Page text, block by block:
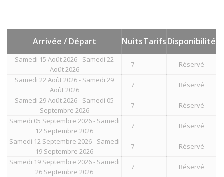
Arrivée / Départ NuitsTarifsDisponibilité
Samedi 15 Août 2026 - Samedi 22
Août 2026
7
Réservé
Samedi 22 Août 2026 - Samedi 29
Août 2026
7
Réservé
Samedi 29 Août 2026 - Samedi 05
Septembre 2026
7
Réservé
Samedi 05 Septembre 2026 - Samedi
12 Septembre 2026
7
Réservé
Samedi 12 Septembre 2026 - Samedi
19 Septembre 2026
7
Réservé
Samedi 19 Septembre 2026 - Samedi
26 Septembre 2026
7
Réservé